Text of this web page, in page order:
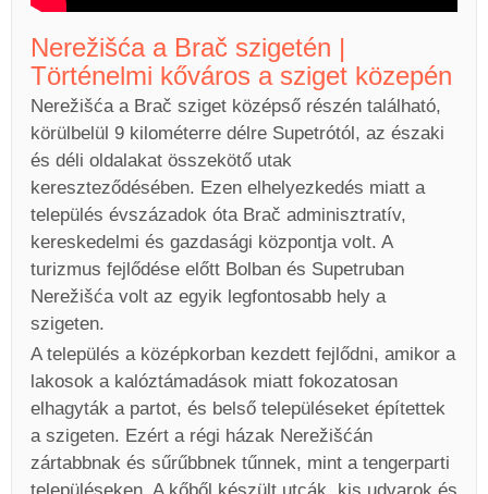
Nerežišća a Brač szigetén |
Történelmi kőváros a sziget közepén
Nerežišća a Brač sziget középső részén található,
körülbelül 9 kilométerre délre Supetrótól, az északi
és déli oldalakat összekötő utak
kereszteződésében. Ezen elhelyezkedés miatt a
település évszázadok óta Brač adminisztratív,
kereskedelmi és gazdasági központja volt. A
turizmus fejlődése előtt Bolban és Supetruban
Nerežišća volt az egyik legfontosabb hely a
szigeten.
A település a középkorban kezdett fejlődni, amikor a
lakosok a kalóztámadások miatt fokozatosan
elhagyták a partot, és belső településeket építettek
a szigeten. Ezért a régi házak Nerežišćán
zártabbnak és sűrűbbnek tűnnek, mint a tengerparti
településeken. A kőből készült utcák, kis udvarok és